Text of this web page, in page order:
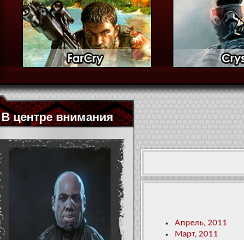
В центре внимания
Апрель, 2011
Март, 2011